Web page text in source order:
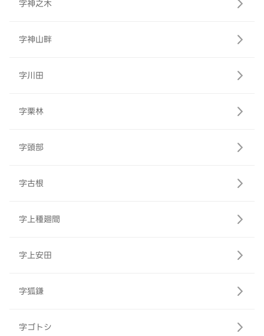
字神之木
字神山畔
字川田
字栗林
字頭部
字古根
字上種廻間
字上安田
字狐鎌
字ゴトシ